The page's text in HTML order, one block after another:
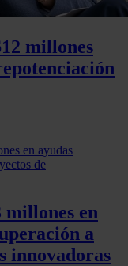
a partir del uso
millones
millones en
a
innovadoras